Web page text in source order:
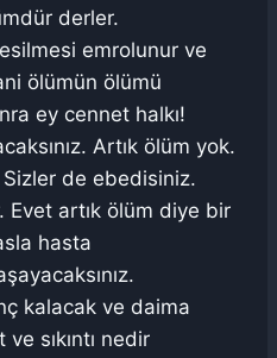
derler.
emrolunur ve
ölümün ölümü
ey cennet halkı!
Artık ölüm yok.
de ebedisiniz.
Evet artık ölüm diye bir
hasta
kalacak ve daima
sıkıntı nedir